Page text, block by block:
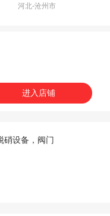
河北-沧州市
进入店铺
硝设备，阀门